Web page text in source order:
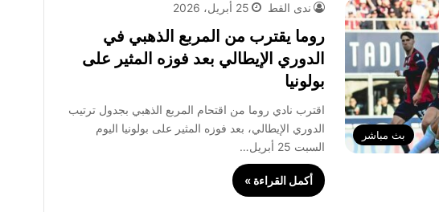
بث مباشر
ندى القط 25 أبريل، 2026
روما يقترب من المربع الذهبي في
الدوري الإيطالي بعد فوزه المثير على
بولونيا
اقترب نادي روما من اقتحام المربع الذهبي بجدول ترتيب
الدوري الإيطالي، بعد فوزه المثير على بولونيا اليوم
السبت 25 أبريل…
أكمل القراءة »